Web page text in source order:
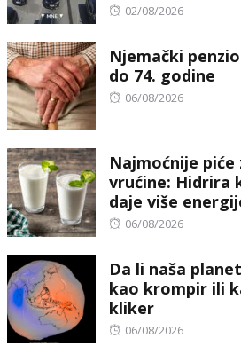
Posted
02/08/2026
Njemački
do 74. godine
Posted
06/08/2026
Najmoćnije piće
vrućine: Hidrira
daje više
Posted
06/08/2026
Da li naša
kao krompir ili
kliker
Posted
06/08/2026